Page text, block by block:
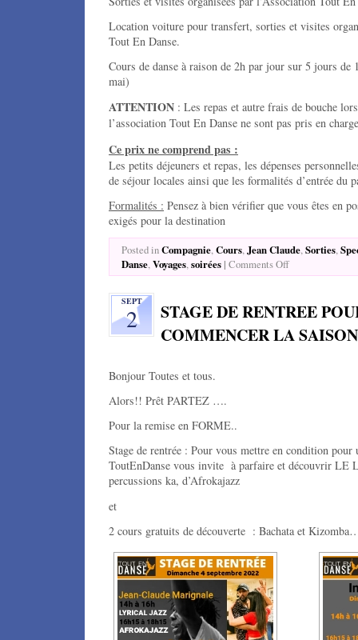
Location voiture pour transfert, sorties et visites
Tout En Danse.
Cours de danse à raison de 2h par jour sur 5 jours
mai)
ATTENTION : Les repas et autre frais de bouche
l’association Tout En Danse ne sont pas pris en
Ce prix ne comprend pas :
Les petits déjeuners et repas, les dépenses
de séjour locales ainsi que les formalités d’entrée du
Formalités : Pensez à bien vérifier que vous êtes en
exigés pour la destination
Posted inCompagnie,Cours,Jean Claude,Sorties,
Danse,Voyages,soirées | Comments Off
SEPT
2
STAGE DE RENTREE
COMMENCER LA
Bonjour Toutes et tous.
Alors!! Prêt PARTEZ ….
Pour la remise en FORME..
Stage de rentrée : Pour vous mettre en condition pour
ToutEnDanse vous invite à parfaire et découvrir LE
percussions ka, d’Afrokajazz
et
2 cours gratuits de découverte : Bachata et